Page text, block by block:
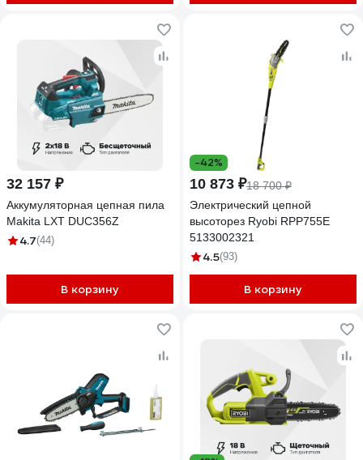
32 157 ₽
Аккумуляторная цепная пила
Makita LXT DUC356Z
4.7(44)
В корзину
-42%
10 873 ₽18 700 ₽
Электрический цепной
высоторез Ryobi RPP755E
5133002321
4.5(93)
В корзину